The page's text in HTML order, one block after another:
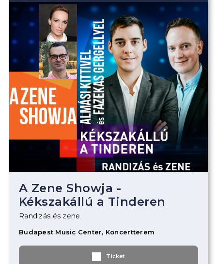
A Zene Showja -
Kékszakállú a Tinderen
Randizás és zene
Budapest Music Center, Koncertterem
Ticket